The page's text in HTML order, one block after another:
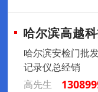
哈尔滨高越
哈尔滨安检门批
记录仪总经销
高先生